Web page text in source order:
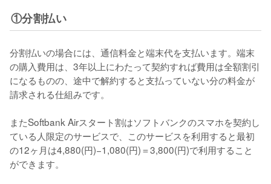
①分割払い
分割払いの場合には、通信料金と端末代を支払います。端末
の購入費用は、3年以上にわたって契約すれば費用は全額割引
になるものの、途中で解約すると支払っていない分の料金が
請求される仕組みです。
またSoftbank Airスタート割はソフトバンクのスマホを契約し
ている人限定のサービスで、このサービスを利用すると最初
の12ヶ月は4,880(円)−1,080(円)＝3,800(円)で利用すること
ができます。